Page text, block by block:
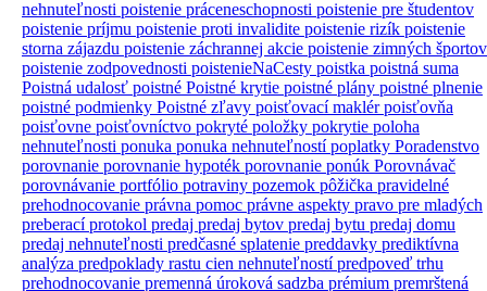
nehnuteľnosti poistenie práceneschopnosti poistenie pre študentov
poistenie príjmu poistenie proti invalidite poistenie rizík poistenie
storna zájazdu poistenie záchrannej akcie poistenie zimných športov
poistenie zodpovednosti poistenieNaCesty poistka poistná suma
Poistná udalosť poistné Poistné krytie poistné plány poistné plnenie
poistné podmienky Poistné zľavy poisťovací maklérpoisťovňa
poisťovne poisťovníctvo pokryté položky pokrytie poloha
nehnuteľnosti ponuka ponuka nehnuteľnostípoplatky Poradenstvo
porovnanie porovnanie hypoték porovnanie ponúk Porovnávač
porovnávanie portfólio potraviny pozemok pôžička pravidelné
prehodnocovanie právna pomoc právne aspekty pravo pre mladých
preberací protokol predaj predaj bytov predaj bytu predaj domu
predaj nehnuteľnosti predčasné splatenie preddavky prediktívna
analýza predpoklady rastu cien nehnuteľnostípredpoveď trhu
prehodnocovanie premenná úroková sadzba prémium premrštená